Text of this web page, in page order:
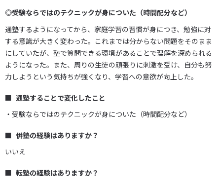
◎受験ならではのテクニックが身についた（時間配分など）
通塾するようになってから、家庭学習の習慣が身につき、勉強に対
する意識が大きく変わった。これまでは分からない問題をそのまま
にしていたが、塾で質問できる環境があることで理解を深められる
ようになった。また、周りの生徒の頑張りに刺激を受け、自分も努
力しようという気持ちが強くなり、学習への意欲が向上した。
通塾することで変化したこと
・受験ならではのテクニックが身についた（時間配分など）
併塾の経験はありますか？
いいえ
転塾の経験はありますか？